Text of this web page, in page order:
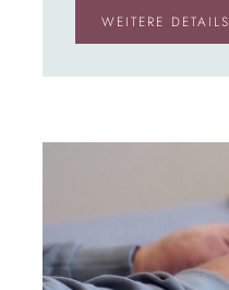
WEITERE DETAILS